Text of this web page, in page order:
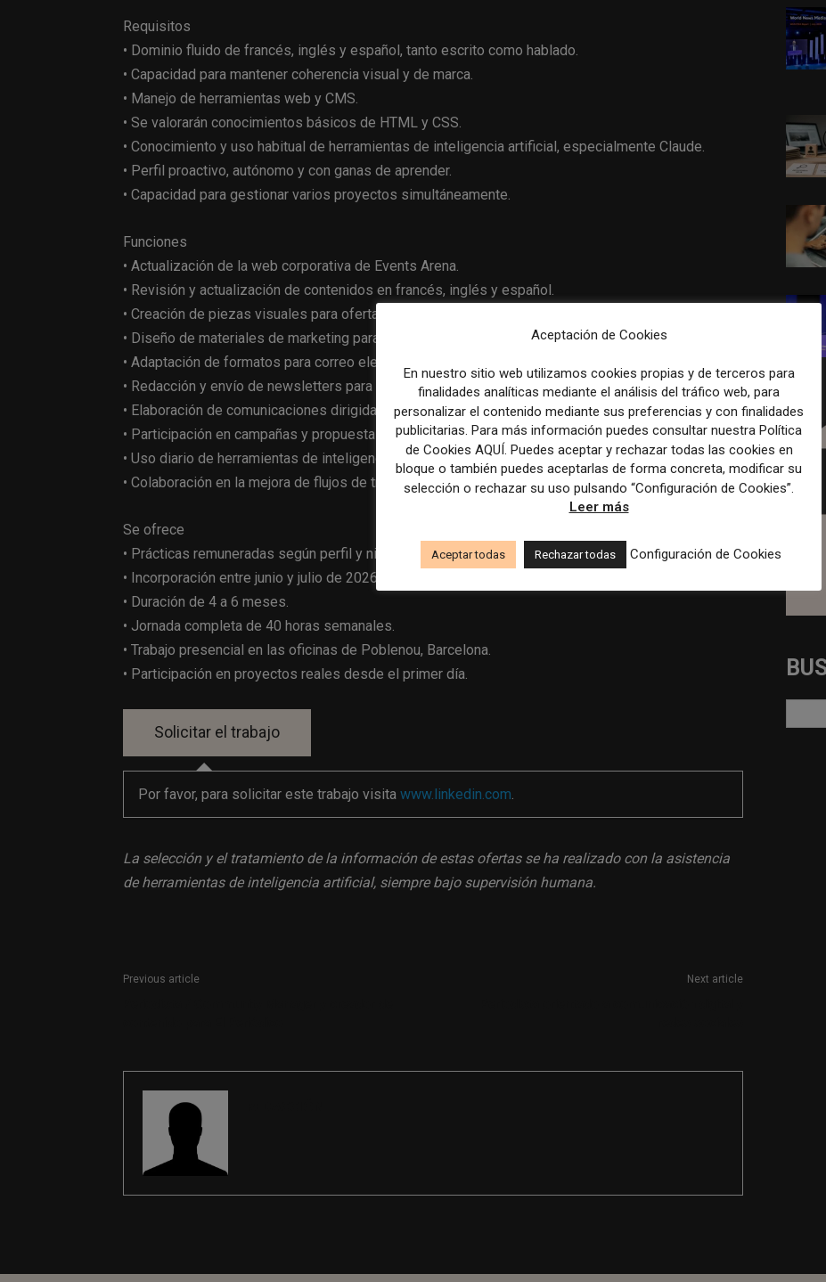
Requisitos
• Dominio fluido de francés, inglés y español, tanto escrito como hablado.
• Capacidad para mantener coherencia visual y de marca.
• Manejo de herramientas web y CMS.
• Se valorarán conocimientos básicos de HTML y CSS.
• Conocimiento y uso habitual de herramientas de inteligencia artificial, especialmente Claude.
• Perfil proactivo, autónomo y con ganas de aprender.
• Capacidad para gestionar varios proyectos simultáneamente.
Funciones
• Actualización de la web corporativa de Events Arena.
• Revisión y actualización de contenidos en francés, inglés y español.
• Creación de piezas visuales para ofertas de viajes y entradas.
• Diseño de materiales de marketing para canales de distribución B2B.
• Adaptación de formatos para correo electrónico, web y redes sociales.
• Redacción y envío de newsletters para la red de socios comerciales.
• Elaboración de comunicaciones dirigidas a partners en tres idiomas.
• Participación en campañas y propuestas de contenidos.
• Uso diario de herramientas de inteligencia artificial en tareas de comunicación.
• Colaboración en la mejora de flujos de trabajo basados en IA.
Se ofrece
• Prácticas remuneradas según perfil y nivel académico.
• Incorporación entre junio y julio de 2026.
• Duración de 4 a 6 meses.
• Jornada completa de 40 horas semanales.
• Trabajo presencial en las oficinas de Poblenou, Barcelona.
• Participación en proyectos reales desde el primer día.
Por favor, para solicitar este trabajo visita www.linkedin.com
La selección y el tratamiento de la información de estas ofertas se ha realizado con la asistencia
de herramientas de inteligencia artificial, siempre bajo supervisión humana.
Previous article Next article
Aceptación de Cookies
En nuestro sitio web utilizamos cookies propias y de terceros para
finalidades analíticas mediante el análisis del tráfico web, para
personalizar el contenido mediante sus preferencias y con finalidades
publicitarias. Para más información puedes consultar nuestra Política
de Cookies AQUÍ. Puedes aceptar y rechazar todas las cookies en
bloque o también puedes aceptarlas de forma concreta, modificar su
selección o rechazar su uso pulsando “Configuración de Cookies”.
Leer más
Aceptar todas Rechazar todas Configuración de Cookies